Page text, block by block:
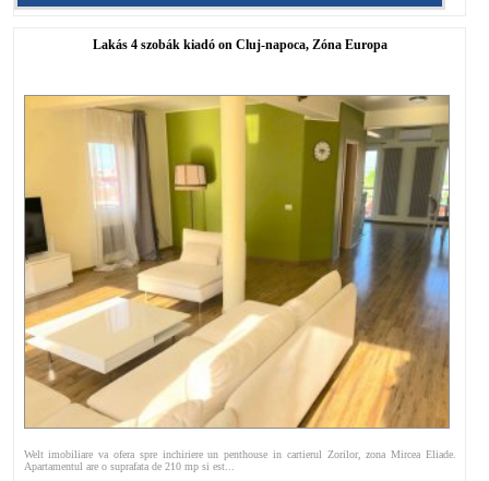
Lakás 4 szobák kiadó on Cluj-napoca, Zóna Europa
Welt imobiliare va ofera spre inchiriere un penthouse in cartierul Zorilor, zona Mircea Eliade.
Apartamentul are o suprafata de 210 mp si est...